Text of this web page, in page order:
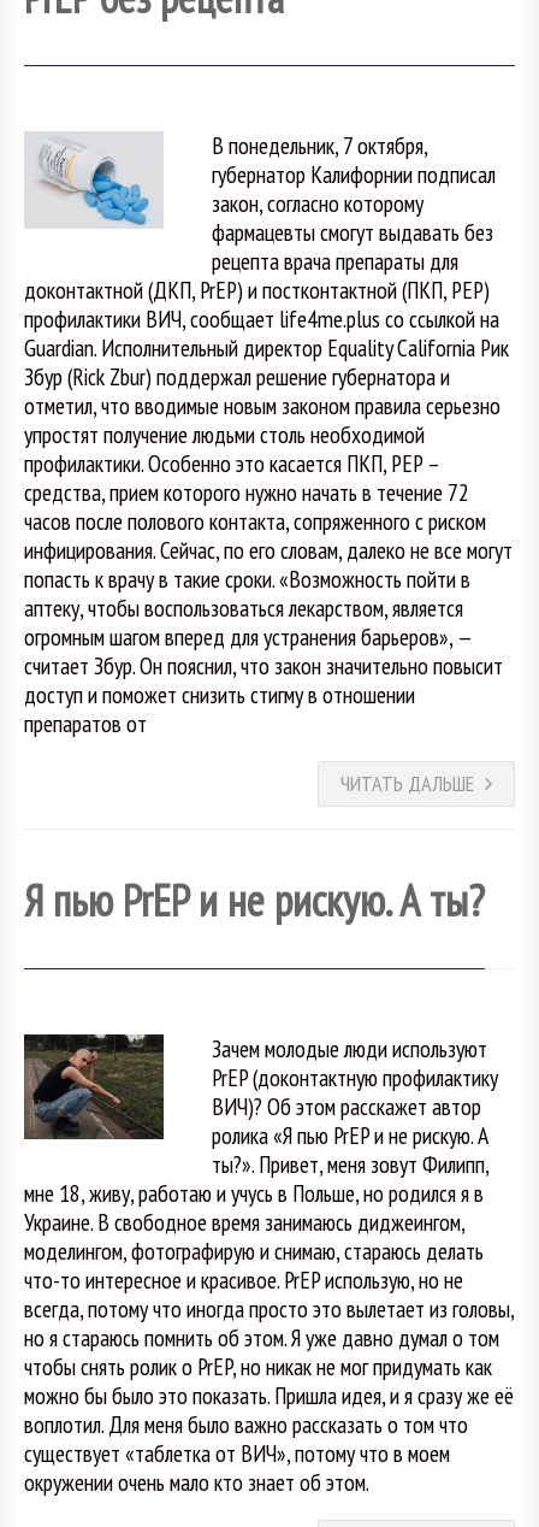
В понедельник, 7 октября,
губернатор Калифорнии подписал
закон, согласно которому
фармацевты смогут выдавать без
рецепта врача препараты для
доконтактной (ДКП, PrEP) и постконтактной (ПКП, PEP)
профилактики ВИЧ, сообщает life4me.plus со ссылкой на
Guardian. Исполнительный директор Equality California Рик
Збур (Rick Zbur) поддержал решение губернатора и
отметил, что вводимые новым законом правила серьезно
упростят получение людьми столь необходимой
профилактики. Особенно это касается ПКП, PEP –
средства, прием которого нужно начать в течение 72
часов после полового контакта, сопряженного с риском
инфицирования. Сейчас, по его словам, далеко не все могут
попасть к врачу в такие сроки. «Возможность пойти в
аптеку, чтобы воспользоваться лекарством, является
огромным шагом вперед для устранения барьеров», —
считает Збур. Он пояснил, что закон значительно повысит
доступ и поможет снизить стигму в отношении
препаратов от
ЧИТАТЬ ДАЛЬШЕ
Я пью PrEP и не рискую. А ты?
Зачем молодые люди используют
PrEP (доконтактную профилактику
ВИЧ)? Об этом расскажет автор
ролика «Я пью PrEP и не рискую. А
ты?». Привет, меня зовут Филипп,
мне 18, живу, работаю и учусь в Польше, но родился я в
Украине. В свободное время занимаюсь диджеингом,
моделингом, фотографирую и снимаю, стараюсь делать
что-то интересное и красивое. PrEP использую, но не
всегда, потому что иногда просто это вылетает из головы,
но я стараюсь помнить об этом. Я уже давно думал о том
чтобы снять ролик о PrEP, но никак не мог придумать как
можно бы было это показать. Пришла идея, и я сразу же её
воплотил. Для меня было важно рассказать о том что
существует «таблетка от ВИЧ», потому что в моем
окружении очень мало кто знает об этом.